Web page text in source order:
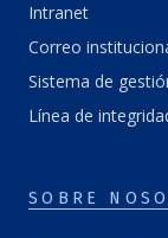
Intranet
Correo
Sistema de
Línea de
SOBRE